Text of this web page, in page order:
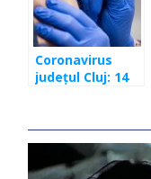
Coronavirus
județul Cluj: 14
ultimele 24 de
ore